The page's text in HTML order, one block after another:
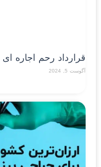
قرارداد رحم اجاره ای
آگوست 5, 2024